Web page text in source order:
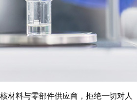
材料与零部件供应商，拒绝一切对人